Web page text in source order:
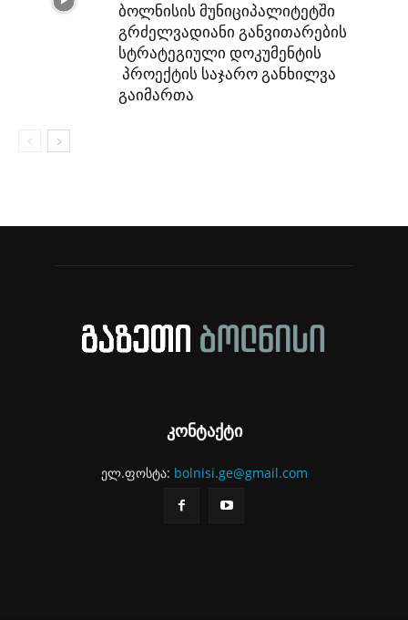
ბოლნისის მუნიციპალიტეტში
გრძელვადიანი განვითარების
სტრატეგიული დოკუმენტის
პროექტის საჯარო განხილვა
გაიმართა
კონტაქტი
ელ.ფოსტა: bolnisi.ge@gmail.com